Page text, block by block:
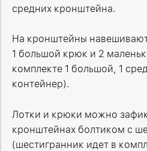
средних кронштейна.
На кронштейны
1 большой крюк и 2
комплекте 1 большой, 1
контейнер).
Лотки и крюки можно
кронштейнах болтиком с
(шестигранник идет в